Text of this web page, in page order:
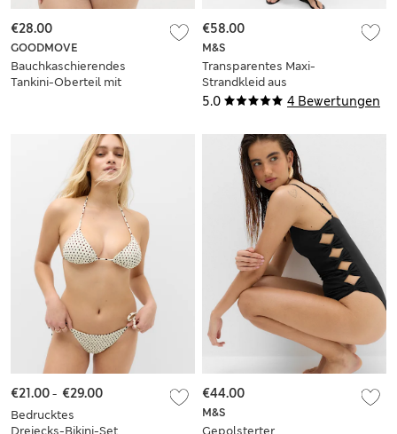
GOODMOVE
Bauchkaschierendes
Tankini-Oberteil mit
€28.00
5.0 4 Bewertungen
M&S
Transparentes Maxi-
Strandkleid aus
Makramee
€58.00
Bedrucktes
Dreiecks-Bikini-Set
€21.00- €29.00
M&S
Gepolsterter
€44.00